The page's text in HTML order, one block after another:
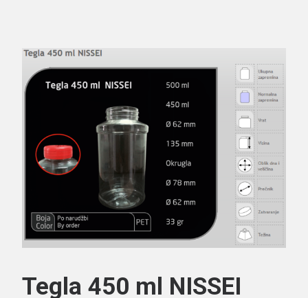
Search
Tegla 450 ml NISSEI